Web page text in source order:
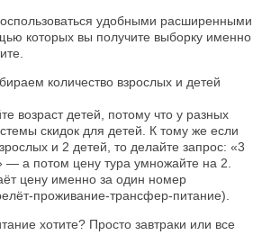
удобными расширенными
которых вы получите выборку именно
количество взрослых и детей
возраст детей, потому что у разных
скидок для детей. К тому же если
и 2 детей, то делайте запрос: «3
— а потом цену тура умножайте на 2.
цену именно за один номер
проживание-трансфер-питание).
хотите? Просто завтраки или все